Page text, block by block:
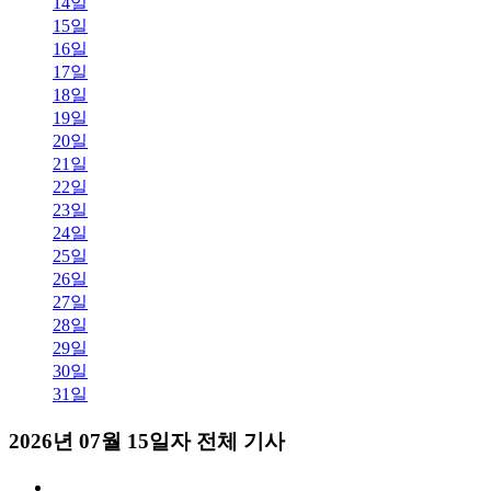
15일
16일
17일
18일
19일
20일
21일
22일
23일
24일
25일
26일
27일
28일
29일
30일
31일
2026년 07월 15일자 전체 기사